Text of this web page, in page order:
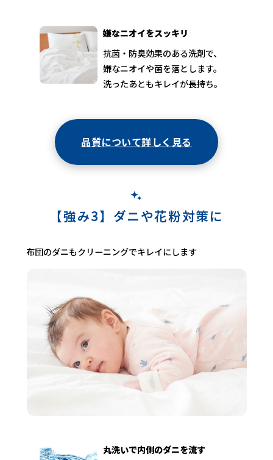
嫌なニオイをスッキリ
抗菌・防臭効果のある洗剤で、
嫌なニオイや菌を落とします。
洗ったあともキレイが長持ち。
品質について詳しく見る
【強み3】ダニや花粉対策に
布団のダニもクリーニングでキレイにします
丸洗いで内側のダニを流す